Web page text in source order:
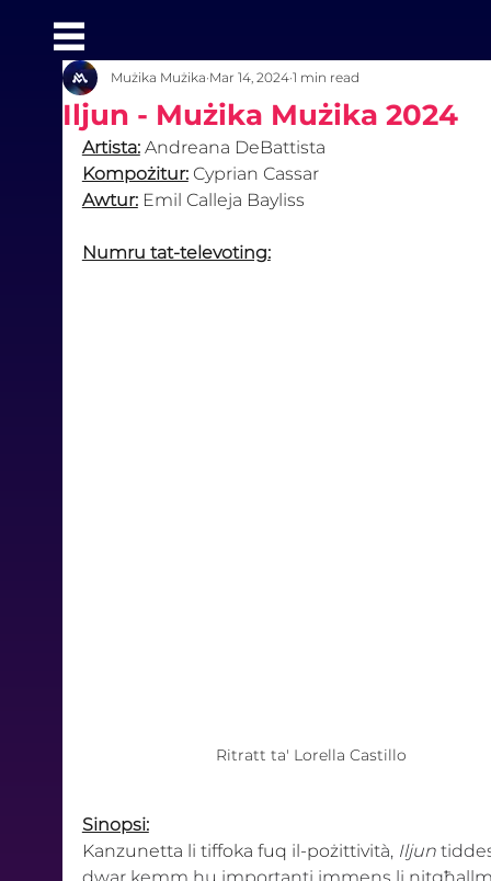
Iljun - Mużika Mużika 2024
Mużika Mużika Mar 14, 2024 1 min read
Artista: Andreana DeBattista
Kompożitur: Cyprian Cassar
Awtur: Emil Calleja Bayliss
Numru tat-televoting:
Ritratt ta' Lorella Castillo
Sinopsi:
Kanzunetta li tiffoka fuq il-pożittività, Iljun